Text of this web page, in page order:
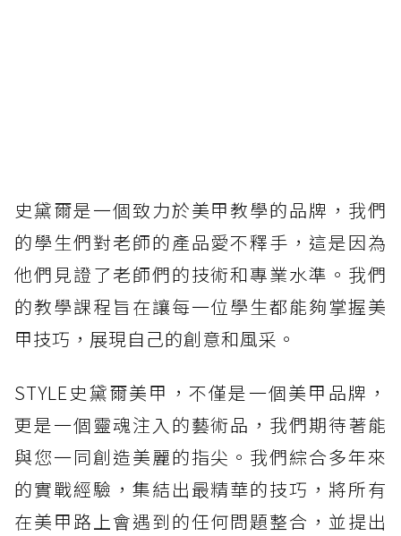
史黛爾是一個致力於美甲教學的品牌，我們
的學生們對老師的產品愛不釋手，這是因為
他們見證了老師們的技術和專業水準。我們
的教學課程旨在讓每一位學生都能夠掌握美
甲技巧，展現自己的創意和風采。
STYLE史黛爾美甲，不僅是一個美甲品牌，
更是一個靈魂注入的藝術品，我們期待著能
與您一同創造美麗的指尖。我們綜合多年來
的實戰經驗，集結出最精華的技巧，將所有
在美甲路上會遇到的任何問題整合，並提出